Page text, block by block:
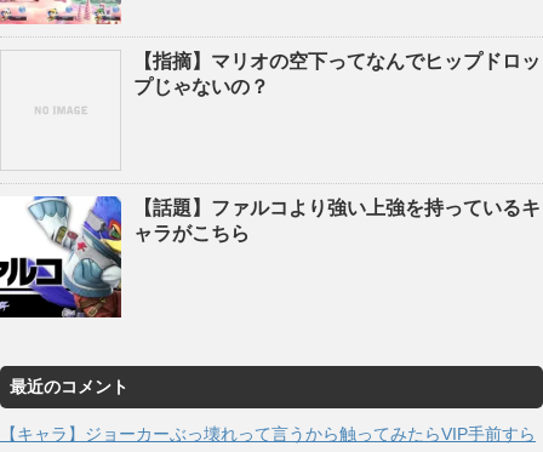
【指摘】マリオの空下ってなんでヒップドロッ
プじゃないの？
【話題】ファルコより強い上強を持っているキ
ャラがこちら
最近のコメント
【キャラ】ジョーカーぶっ壊れって言うから触ってみたらVIP手前すら